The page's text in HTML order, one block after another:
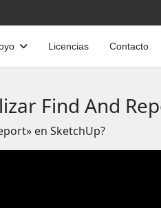
Licencias Contacto
Find And
en SketchUp?